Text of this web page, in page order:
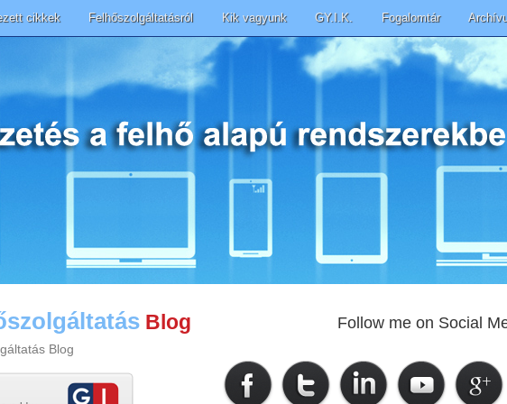
cikkek Felhőszolgáltatásról Kik vagyunk GY.I.K. Fogalomtár
Blog
Blog
Follow me on Social